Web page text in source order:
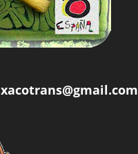
xacotrans@gmail.com